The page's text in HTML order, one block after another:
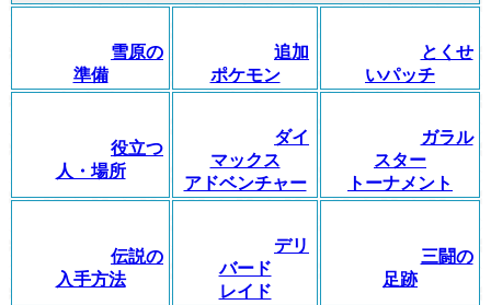
雪原の
準備
追加
ポケモン
とくせ
いパッチ
役立つ
人・場所
ダイ
マックス
アドベンチャー
ガラル
スター
トーナメント
伝説の
入手方法
デリ
バード
レイド
三闘の
足跡